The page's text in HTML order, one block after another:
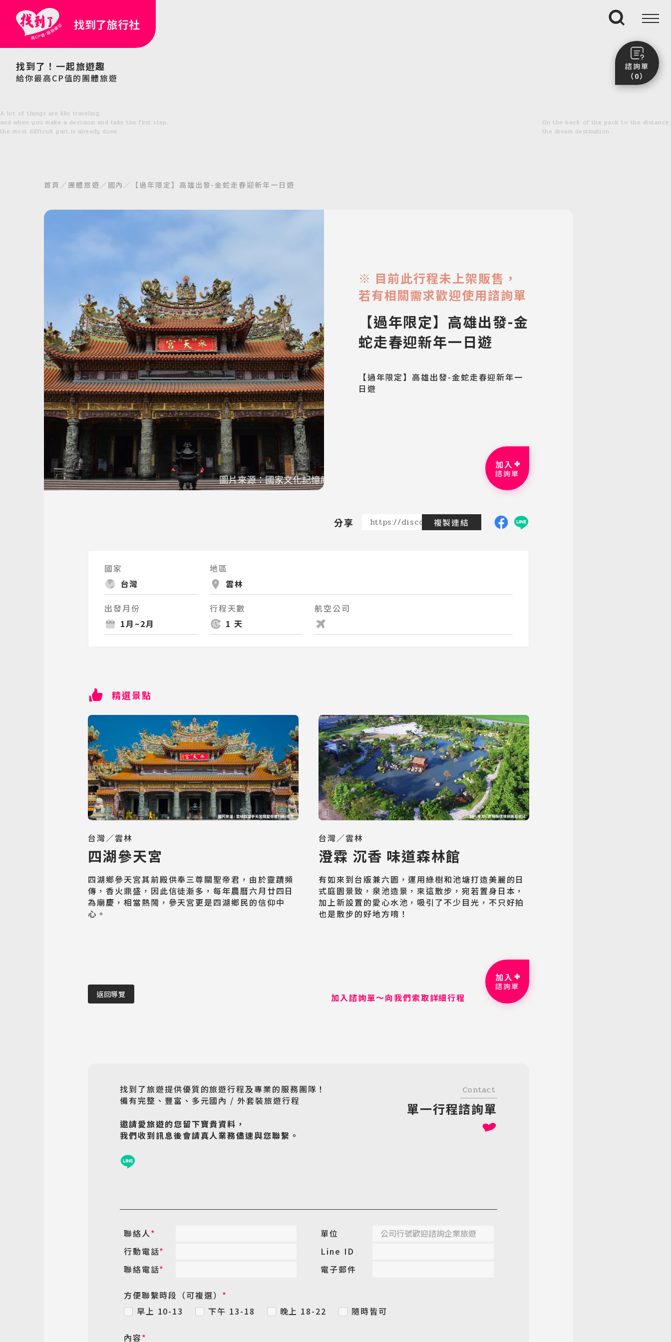
找到了旅行社
找到了！一起旅遊趣
給你最高CP值的團體旅遊
日韓旅遊
歐洲旅遊
搜尋
諮詢單
（0）
前往諮詢單頁面
A lot of things are like traveling,
and when you make a decision and take the first step,
the most difficult part is already done.
On the back of the pack to the distance,
the dream destination.
首頁 團體旅遊 國內 【過年限定】高雄出發-金蛇走春迎新年一日遊
※ 目前此行程未上架販售，
若有相關需求歡迎使用諮詢單
【過年限定】高雄出發-金
蛇走春迎新年一日遊
【過年限定】高雄出發-金蛇走春迎新年一
日遊
加入
諮詢單
分享 https://discoveredtravel.com.tw/group-tour/detail/khh-yunlin-tour33
複製連結
國家
台灣
地區
雲林
出發月份
1月~2月
行程天數
1 天
航空公司
精選景點
台灣／雲林
四湖參天宮
四湖鄉參天宮其前殿供奉三尊關聖帝君，由於靈蹟頻
傳，香火鼎盛，因此信徒漸多，每年農曆六月廿四日
為廟慶，相當熱鬧，參天宮更是四湖鄉民的信仰中
心。
台灣／雲林
澄霖 沉香 味道森林館
有如來到台版兼六園，運用綠樹和池塘打造美麗的日
式庭園景致，泉池造景，來這散步，宛若置身日本，
加上新設置的愛心水池，吸引了不少目光，不只好拍
也是散步的好地方唷！
返回導覽 加入諮詢單～向我們索取詳細行程
加入
諮詢單
找到了旅遊提供優質的旅遊行程及專業的服務團隊！
備有完整、豐富、多元國內 / 外套裝旅遊行程
邀請愛旅遊的您留下寶貴資料，
我們收到訊息後會請真人業務儘速與您聯繫。
Contact
單一行程諮詢單
聯絡人*
行動電話*
聯絡電話*
單位
Line ID
電子郵件
方便聯繫時段（可複選） *
早上 10-13
下午 13-18 晚上 18-22 隨時皆可
內容*